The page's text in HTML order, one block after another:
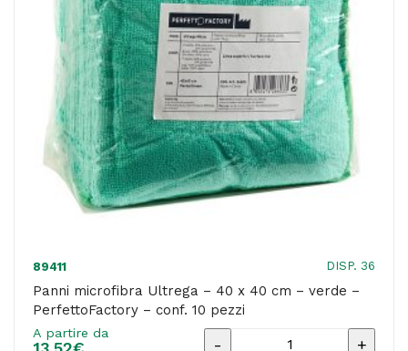
-
PerfettoFactory
-
conf.
10
pezzi
quantità
89411 DISP. 36
Panni microfibra Ultrega – 40 x 40 cm – verde –
PerfettoFactory – conf. 10 pezzi
A partire da
Panni